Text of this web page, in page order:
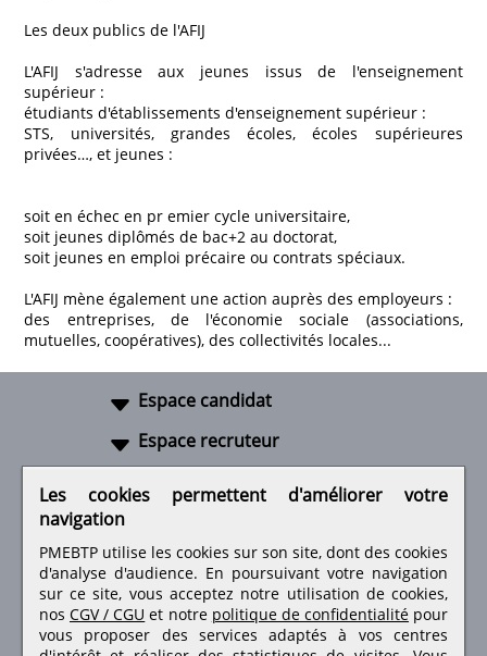
Les deux publics de l'AFIJ
L'AFIJ s'adresse aux jeunes issus de l'enseignement
supérieur :
étudiants d'établissements d'enseignement supérieur :
STS, universités, grandes écoles, écoles supérieures
privées…, et jeunes :
soit en échec en pr emier cycle universitaire,
soit jeunes diplômés de bac+2 au doctorat,
soit jeunes en emploi précaire ou contrats spéciaux.
L'AFIJ mène également une action auprès des employeurs :
des entreprises, de l'économie sociale (associations,
mutuelles, coopératives), des collectivités locales...
Espace candidat
Espace recruteur
Retrouvez-nous sur les réseaux sociaux
Les cookies permettent d'améliorer votre
navigation
PMEBTP utilise les cookies sur son site, dont des cookies
d'analyse d'audience. En poursuivant votre navigation
sur ce site, vous acceptez notre utilisation de cookies,
nos CGV / CGU et notre politique de confidentialité pour
vous proposer des services adaptés à vos centres